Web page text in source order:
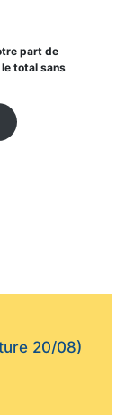
part de
total sans
20/08)